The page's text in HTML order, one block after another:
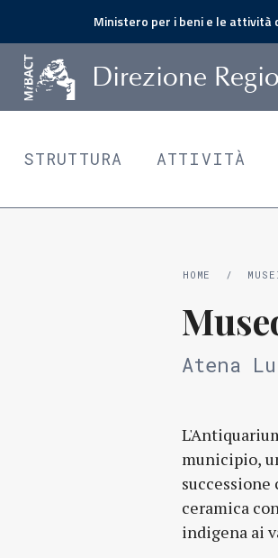
Ministero per i beni e le
Direzione R
STRUTTURA ATTIVITÀ
HOME /
Atena
municipio,
successione
ceramica
indigena ai
lucana.